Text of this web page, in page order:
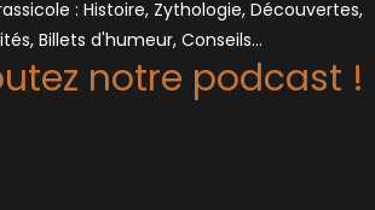
: Histoire, Zythologie, Découvertes,
Billets d'humeur, Conseils…
notre podcast !